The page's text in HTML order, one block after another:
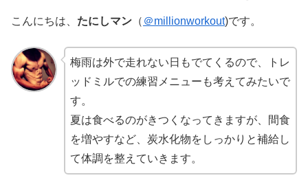
こんにちは、 たにしマン （ ＠millionworkout)です。
梅雨は外で走れない日もでてくるので、トレ
ッドミルでの練習メニューも考えてみたいで
す。
夏は食べるのがきつくなってきますが、間食
を増やすなど、炭水化物をしっかりと補給し
て体調を整えていきます。